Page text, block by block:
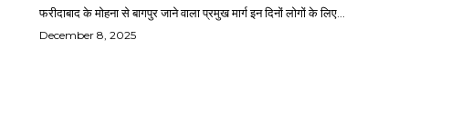
फरीदाबाद के मोहना से बागपुर जाने वाला प्रमुख मार्ग इन दिनों लोगों के लिए...
December 8, 2025